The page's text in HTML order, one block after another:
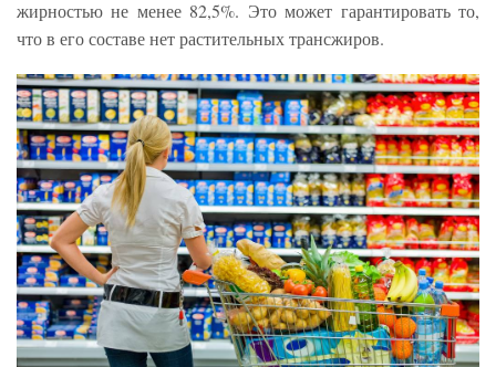
жирностью не менее 82,5%. Это может гарантировать то,
что в его составе нет растительных трансжиров.